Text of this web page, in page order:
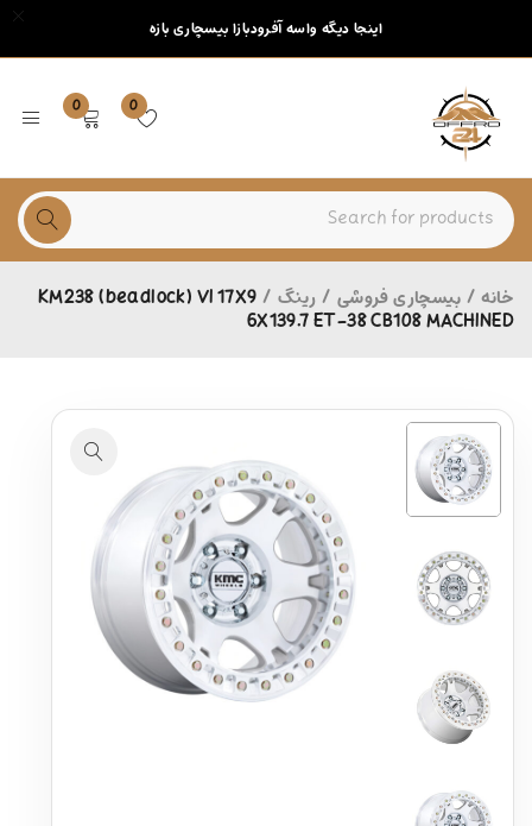
اینجا دیگه واسه آفرودبازا بیسچاری بازه
0
0
خانه / بیسچاری فروشی / رینگ /
KM238 (beadlock) VI 17X9
6X139.7 ET-38 CB108 MACHINED